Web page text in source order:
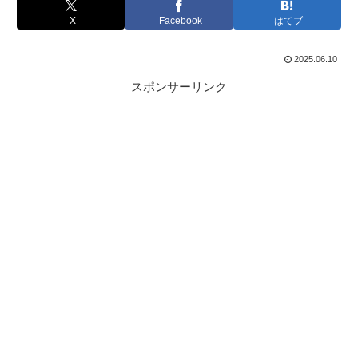
X Facebook はてブ
2025.06.10
スポンサーリンク